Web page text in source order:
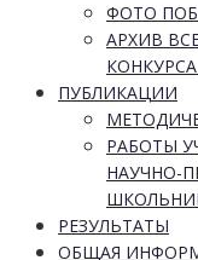
ФОТО
АРХИВ
ПУБЛИКАЦИИ
РАБОТЫ
НАУЧНО-
РЕЗУЛЬТАТЫ
ОБЩАЯ